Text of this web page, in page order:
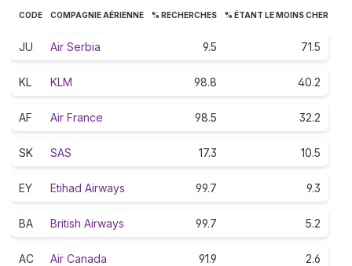
CODE COMPAGNIE AÉRIENNE % RECHERCHES % ÉTANT LE MOINS CHER
JU Air Serbia 9.5 71.5
KL KLM 98.8 40.2
AF Air France 98.5 32.2
SK SAS 17.3 10.5
EY Etihad Airways 99.7 9.3
BA British Airways 99.7 5.2
AC Air Canada 91.9 2.6